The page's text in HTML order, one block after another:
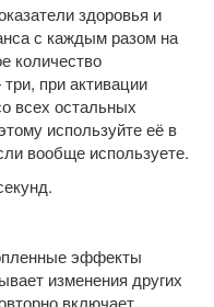
здоровья и
с каждым разом на
количество
при активации
всех остальных
используйте её в
вообще используете.
эффекты
изменения других